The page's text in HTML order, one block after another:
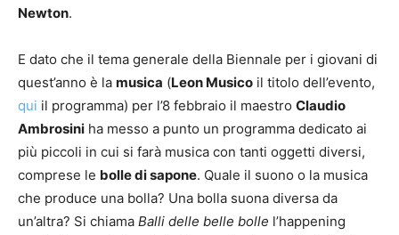
Newton.
E dato che il tema generale della Biennale per i giovani di
quest’anno è la musica (Leon Musico il titolo dell’evento,
qui il programma) per l’8 febbraio il maestro Claudio
Ambrosini ha messo a punto un programma dedicato ai
più piccoli in cui si farà musica con tanti oggetti diversi,
comprese le bolle di sapone. Quale il suono o la musica
che produce una bolla? Una bolla suona diversa da
un’altra? Si chiama Balli delle belle bolle l’happening